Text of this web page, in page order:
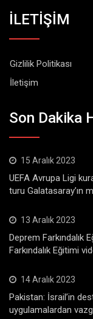
İLETİŞİM
Gizlilik Politikası
İletişim
Son Dakika
15 Aralık 2023
UEFA Avrupa Ligi
turu Galatasaray’ın
13 Aralık 2023
Deprem
Farkındalık Eğitimi
14 Aralık 2023
Pakistan: İsrail’in
uygulamalardan